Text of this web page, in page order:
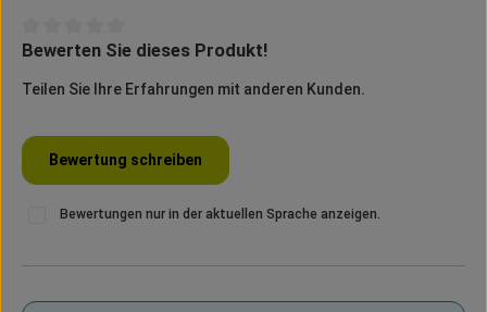
Durchschnittliche Bewertung von 0 von 5 Sternen
Bewerten Sie dieses Produkt!
Teilen Sie Ihre Erfahrungen mit anderen Kunden.
Bewertung schreiben
Bewertungen nur in der aktuellen Sprache anzeigen.